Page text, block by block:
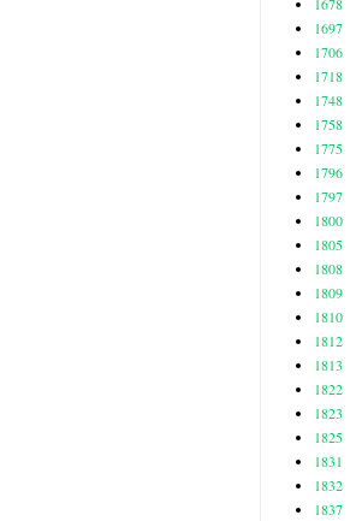
1697
1706
1718
1748
1758
1775
1796
1797
1800
1805
1808
1809
1810
1812
1813
1822
1823
1825
1831
1832
1837